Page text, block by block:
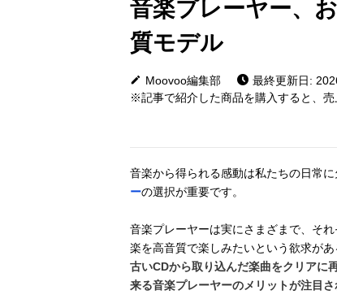
音楽プレーヤー、
質モデル
Moovoo編集部
最終更新日:
※記事で紹介した商品を購入すると、売
音楽から得られる感動は私たちの日常
ーの選択が重要です。
音楽プレーヤーは実にさまざまで、そ
楽を高音質で楽しみたいという欲求が
古いCDから取り込んだ楽曲をクリアに
来る音楽プレーヤーのメリットが注目さ